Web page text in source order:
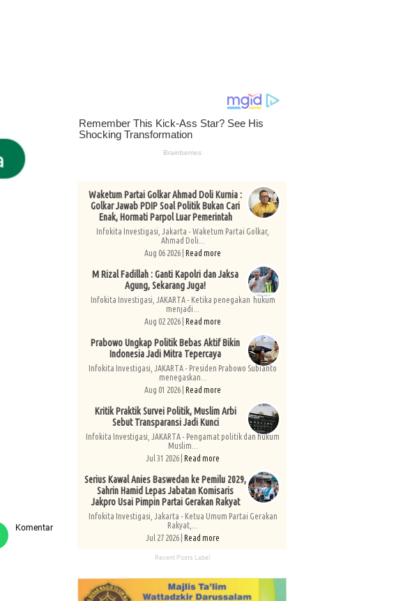
Komentar
Waketum Partai Golkar Ahmad Doli Kurnia :
Golkar Jawab PDIP Soal Politik Bukan Cari
Enak, Hormati Parpol Luar Pemerintah
Infokita Investigasi, Jakarta - Waketum Partai Golkar,
Ahmad Doli...
Aug 06 2026 | Read more
M Rizal Fadillah : Ganti Kapolri dan Jaksa
Agung, Sekarang Juga!
Infokita Investigasi, JAKARTA - Ketika penegakan hukum
menjadi...
Aug 02 2026 | Read more
Prabowo Ungkap Politik Bebas Aktif Bikin
Indonesia Jadi Mitra Tepercaya
Infokita Investigasi, JAKARTA - Presiden Prabowo Subianto
menegaskan...
Aug 01 2026 | Read more
Kritik Praktik Survei Politik, Muslim Arbi
Sebut Transparansi Jadi Kunci
Infokita Investigasi, JAKARTA - Pengamat politik dan hukum
Muslim...
Jul 31 2026 | Read more
Serius Kawal Anies Baswedan ke Pemilu 2029,
Sahrin Hamid Lepas Jabatan Komisaris
Jakpro Usai Pimpin Partai Gerakan Rakyat
Infokita Investigasi, Jakarta - Ketua Umum Partai Gerakan
Rakyat,...
Jul 27 2026 | Read more
Recent Posts Label